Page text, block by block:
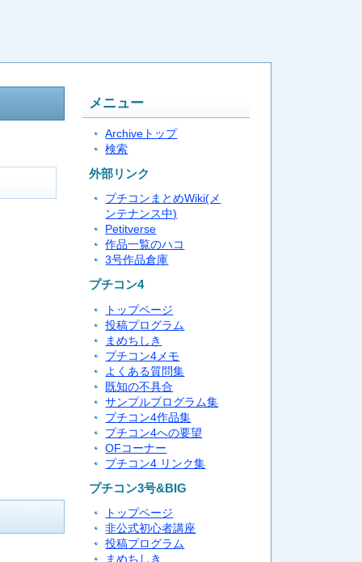
メニュー
Archiveトップ
検索
外部リンク
プチコンまとめWiki(メ
ンテナンス中)
Petitverse
作品一覧のハコ
3号作品倉庫
プチコン4
トップページ
投稿プログラム
まめちしき
プチコン4メモ
よくある質問集
既知の不具合
サンプルプログラム集
プチコン4作品集
プチコン4への要望
OFコーナー
プチコン4 リンク集
プチコン3号&BIG
トップページ
非公式初心者講座
投稿プログラム
まめちしき